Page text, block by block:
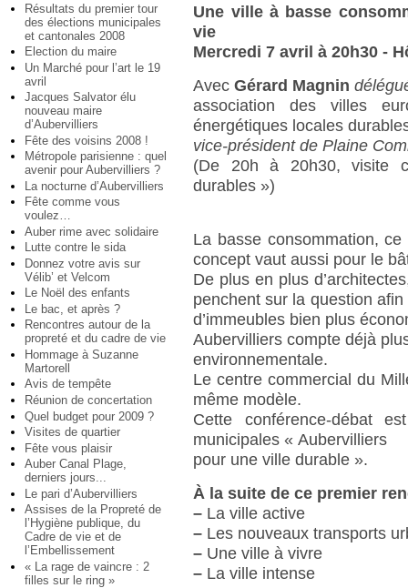
Résultats du premier tour
des élections municipales
et cantonales 2008
Election du maire
Un Marché pour l’art le 19
avril
Jacques Salvator élu
nouveau maire
d’Aubervilliers
Fête des voisins 2008 !
Métropole parisienne : quel
avenir pour Aubervilliers ?
La nocturne d’Aubervilliers
Fête comme vous
voulez…
Auber rime avec solidaire
Lutte contre le sida
Donnez votre avis sur
Vélib’ et Velcom
Le Noël des enfants
Le bac, et après ?
Rencontres autour de la
propreté et du cadre de vie
Hommage à Suzanne
Martorell
Avis de tempête
Réunion de concertation
Quel budget pour 2009 ?
Visites de quartier
Fête vous plaisir
Auber Canal Plage,
derniers jours...
Le pari d’Aubervilliers
Assises de la Propreté de
l’Hygiène publique, du
Cadre de vie et de
l’Embellissement
« La rage de vaincre : 2
filles sur le ring »
Une ville à basse
vie
Mercredi 7 avril à 20h30 -
AvecGérard Magnin
association des villes
énergétiques locales
vice-président de Plaine
(De 20h à 20h30, visite
durables »)
La basse consommation, ce
concept vaut aussi pour le
De plus en plus
penchent sur la question
d’immeubles bien plus
Aubervilliers compte déjà
environnementale.
Le centre commercial du
même modèle.
Cette conférence-débat
municipales « Aubervilliers
pour une ville durable ».
À la suite de ce premier
– La ville active
– Les nouveaux transports
– Une ville à vivre
– La ville intense